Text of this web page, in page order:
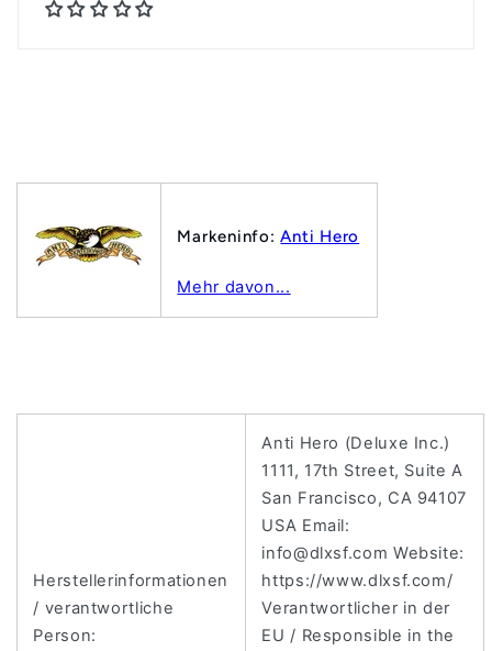
Markeninfo:Anti Hero
Mehr davon...
Herstellerinformationen
/ verantwortliche
Person:
Anti Hero (Deluxe Inc.)
1111, 17th Street, Suite A
San Francisco, CA 94107
USA Email:
info@dlxsf.com Website:
https://www.dlxsf.com/
Verantwortlicher in der
EU / Responsible in the